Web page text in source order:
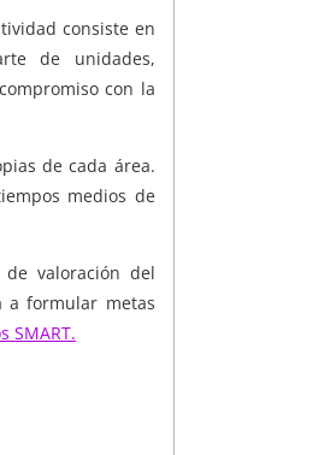
consiste en
de unidades,
con la
de cada área.
medios de
valoración del
a formular metas
SMART.